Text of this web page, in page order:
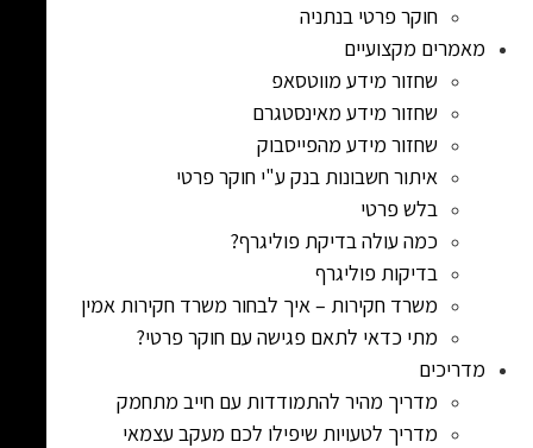
חוקר פרטי בנתניה
מאמרים מקצועיים
שחזור מידע מווטסאפ
שחזור מידע מאינסטגרם
שחזור מידע מהפייסבוק
איתור חשבונות בנק ע"י חוקר פרטי
בלש פרטי
כמה עולה בדיקת פוליגרף?
בדיקות פוליגרף
משרד חקירות – איך לבחור משרד חקירות אמין
מתי כדאי לתאם פגישה עם חוקר פרטי?
מדריכים
מדריך מהיר להתמודדות עם חייב מתחמק
מדריך לטעויות שיפילו לכם מעקב עצמאי